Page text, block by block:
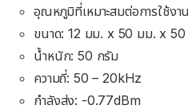
อุณหภูมิที่เหมาะสมต่อการใช้งา
ขนาด: 12 มม. x 50 มม. x
น้ำหนัก: 50 กรัม
ความถี่: 50 – 20kHz
กำลังส่ง: -0.77dBm